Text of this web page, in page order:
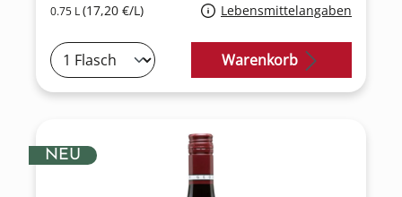
0.75 L(17,20 €/L) Lebensmittelangaben
Warenkorb
NEU